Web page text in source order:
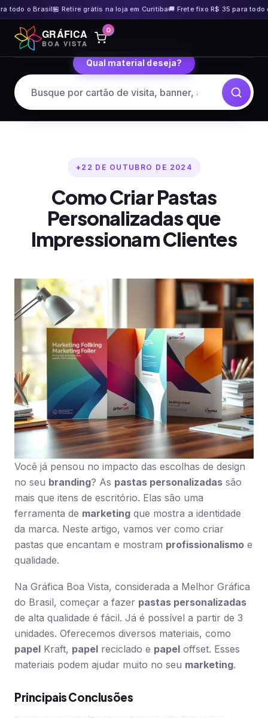
o Brasil🏪 Retire grátis na loja em Curitiba🚚 Frete fixo R$ 35 para todo o
Pular
para
o
GRÁFICA
BOA VISTA
0
Qual material deseja?
22 DE OUTUBRO DE 2024
Como Criar Pastas
Personalizadas que
Impressionam Clientes
Você já pensou no impacto das escolhas de design
no seu branding? As pastas personalizadas são
mais que itens de escritório. Elas são uma
ferramenta de marketing que mostra a identidade
da marca. Neste artigo, vamos ver como criar
pastas que encantam e mostram profissionalismo e
qualidade.
Na Gráfica Boa Vista, considerada a Melhor Gráfica
do Brasil, começar a fazer pastas personalizadas
de alta qualidade é fácil. Já é possível a partir de 3
unidades. Oferecemos diversos materiais, como
papel Kraft, papel reciclado e papel offset. Esses
materiais podem ajudar muito no seu marketing.
Principais Conclusões